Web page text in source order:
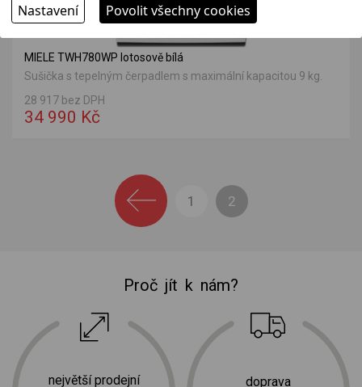
MIELE TWH780WP lotosově bílá
Sušička s tepelným čerpadlem s maximální kapacitou 9 kg.
28 917 bez DPH
34 990 Kč
1 2
Proč jít k nám?
největší prodejní
doprava
Nastavení Povolit všechny cookies